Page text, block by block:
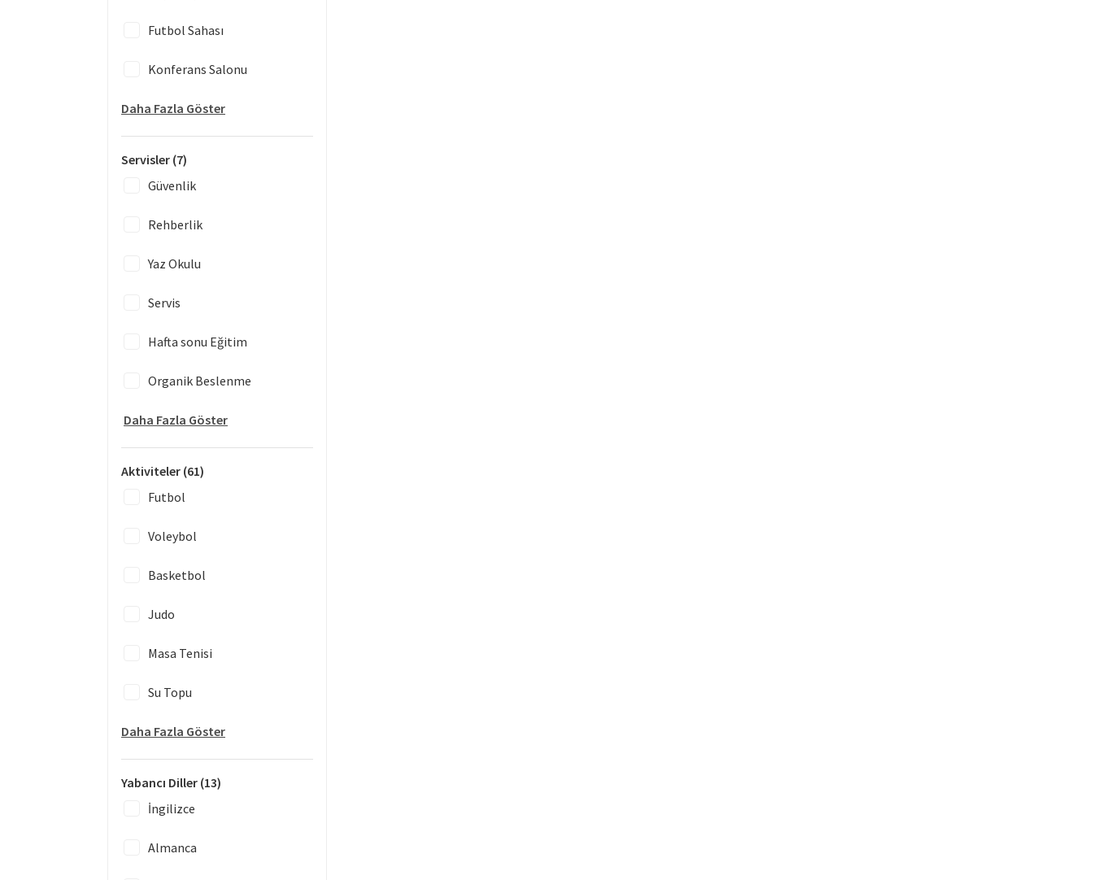
Futbol Sahası
Konferans Salonu
Daha Fazla Göster
Servisler (7)
Güvenlik
Rehberlik
Yaz Okulu
Servis
Hafta sonu Eğitim
Organik Beslenme
Daha Fazla Göster
Aktiviteler (61)
Futbol
Voleybol
Basketbol
Judo
Masa Tenisi
Su Topu
Daha Fazla Göster
Yabancı Diller (13)
İngilizce
Almanca